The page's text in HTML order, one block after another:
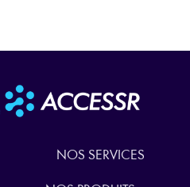
NOS SERVICES